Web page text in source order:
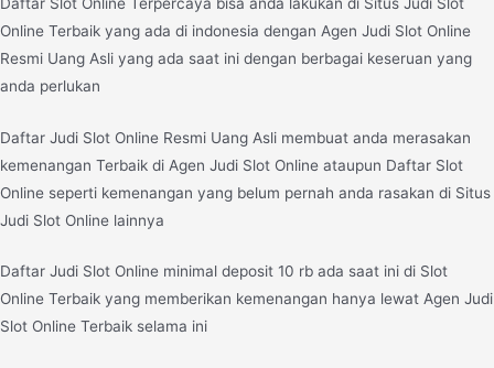
Online Terbaik yang ada di indonesia dengan Agen Judi Slot Online
Resmi Uang Asli yang ada saat ini dengan berbagai keseruan yang
anda perlukan
Daftar Judi Slot Online Resmi Uang Asli membuat anda merasakan
kemenangan Terbaik di Agen Judi Slot Online ataupun Daftar Slot
Online seperti kemenangan yang belum pernah anda rasakan di Situs
Judi Slot Online lainnya
Daftar Judi Slot Online minimal deposit 10 rb ada saat ini di Slot
Online Terbaik yang memberikan kemenangan hanya lewat Agen Judi
Slot Online Terbaik selama ini